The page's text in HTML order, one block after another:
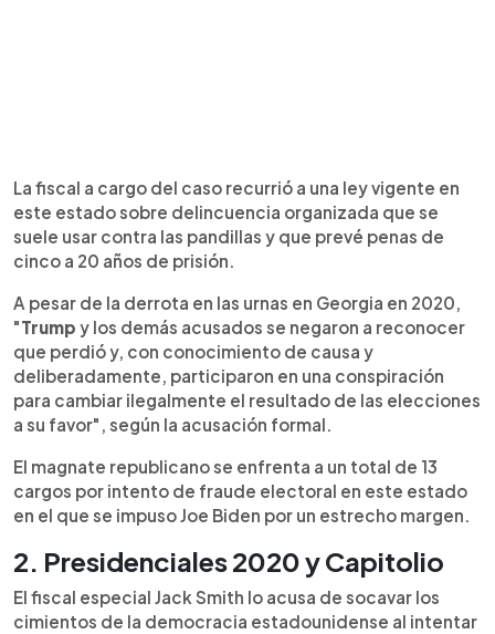
La fiscal a cargo del caso recurrió a una ley vigente en
este estado sobre delincuencia organizada que se
suele usar contra las pandillas y que prevé penas de
cinco a 20 años de prisión.
A pesar de la derrota en las urnas en Georgia en 2020,
"Trump y los demás acusados se negaron a reconocer
que perdió y, con conocimiento de causa y
deliberadamente, participaron en una conspiración
para cambiar ilegalmente el resultado de las elecciones
a su favor", según la acusación formal.
El magnate republicano se enfrenta a un total de 13
cargos por intento de fraude electoral en este estado
en el que se impuso Joe Biden por un estrecho margen.
2. Presidenciales 2020 y Capitolio
El fiscal especial Jack Smith lo acusa de socavar los
cimientos de la democracia estadounidense al intentar